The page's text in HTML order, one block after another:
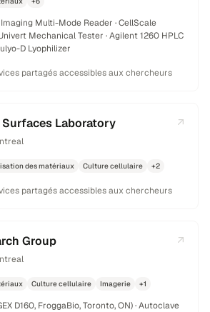
Multi-Mode Reader · CellScale
Mechanical Tester · Agilent 1260 HPLC
D Lyophilizer
partagés accessibles aux chercheurs
Laboratory
des matériaux Culture cellulaire +2
partagés accessibles aux chercheurs
Group
Culture cellulaire Imagerie +1
D160, FroggaBio, Toronto, ON) · Autoclave